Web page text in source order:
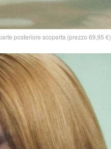
posteriore scoperta (prezzo 69,95 €)